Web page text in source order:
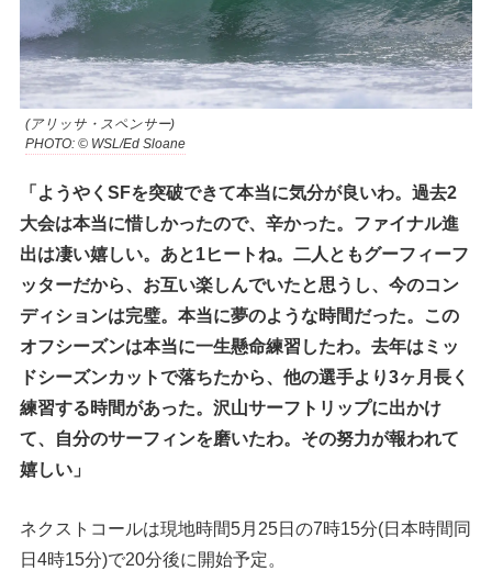
(アリッサ・スペンサー)
PHOTO: © WSL/Ed Sloane
「ようやくSFを突破できて本当に気分が良いわ。過去2
大会は本当に惜しかったので、辛かった。ファイナル進
出は凄い嬉しい。あと1ヒートね。二人ともグーフィーフ
ッターだから、お互い楽しんでいたと思うし、今のコン
ディションは完璧。本当に夢のような時間だった。この
オフシーズンは本当に一生懸命練習したわ。去年はミッ
ドシーズンカットで落ちたから、他の選手より3ヶ月長く
練習する時間があった。沢山サーフトリップに出かけ
て、自分のサーフィンを磨いたわ。その努力が報われて
嬉しい」
ネクストコールは現地時間5月25日の7時15分(日本時間同
日4時15分)で20分後に開始予定。